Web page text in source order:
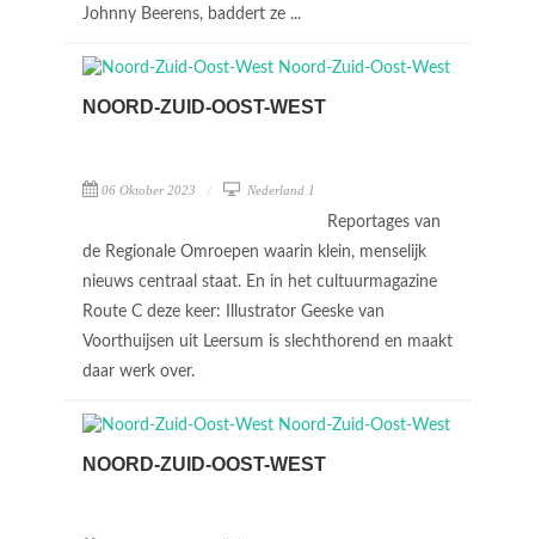
Johnny Beerens, baddert ze ...
NOORD-ZUID-OOST-WEST
06 Oktober 2023 Nederland 1
Reportages van
de Regionale Omroepen waarin klein, menselijk
nieuws centraal staat. En in het cultuurmagazine
Route C deze keer: Illustrator Geeske van
Voorthuijsen uit Leersum is slechthorend en maakt
daar werk over.
NOORD-ZUID-OOST-WEST